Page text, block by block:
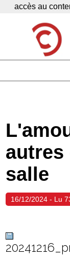
Panneau de gestion
accès au
Economie
Services
Contacts
autres
salle
16/12/2024 - Lu